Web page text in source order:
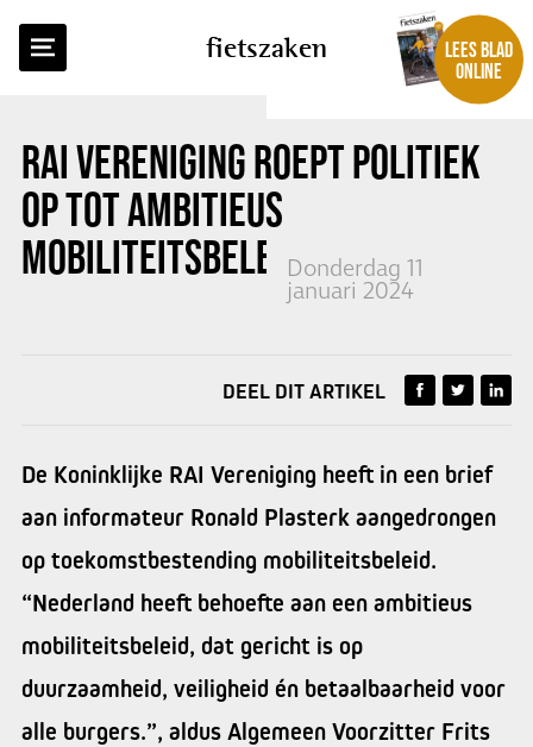
fietszaken
LEES BLAD
ONLINE
RAI VERENIGING ROEPT POLITIEK
OP TOT AMBITIEUS
MOBILITEITSBELEIDDonderdag 11
januari 2024
TERUG NAAR OVERZICHT
DEEL DIT ARTIKEL
De Koninklijke RAI Vereniging heeft in een brief
aan informateur Ronald Plasterk aangedrongen
op toekomstbestending mobiliteitsbeleid.
“Nederland heeft behoefte aan een ambitieus
mobiliteitsbeleid, dat gericht is op
duurzaamheid, veiligheid én betaalbaarheid voor
alle burgers.”, aldus Algemeen Voorzitter Frits